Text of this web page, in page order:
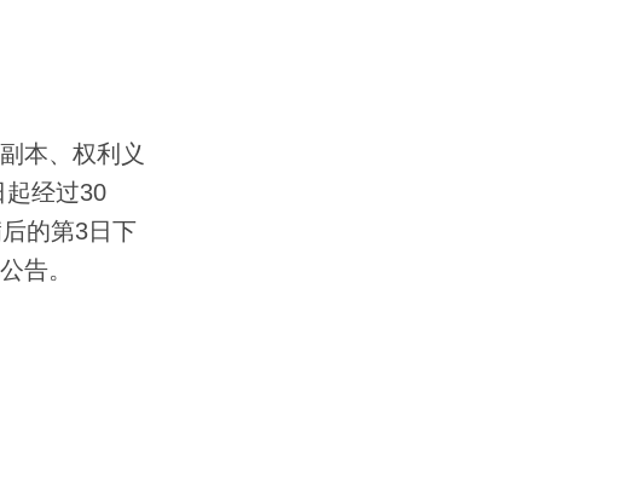
本、权利义
经过30
的第3日下
告。